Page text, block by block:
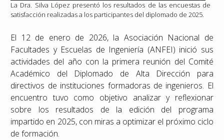
La Dra. Silva López presentó los resultados de las encuestas de
satisfacción realizadas a los participantes del diplomado de 2025.
El 12 de enero de 2026, la Asociación Nacional de
Facultades y Escuelas de Ingeniería (ANFEI) inició sus
actividades del año con la primera reunión del Comité
Académico del Diplomado de Alta Dirección para
directivos de instituciones formadoras de ingenieros. El
encuentro tuvo como objetivo analizar y reflexionar
sobre los resultados de la edición del programa
impartido en 2025, con miras a optimizar el próximo ciclo
de formación.